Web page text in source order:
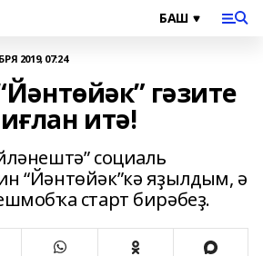
2019, 07:24
гәзите
итә!
социаль
“Йәнтөйәк”кә яҙылдым, ә
старт бирәбеҙ.